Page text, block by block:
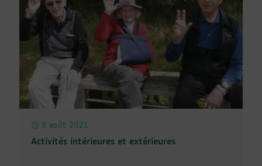
9 août 2021
Activités intérieures et extérieures